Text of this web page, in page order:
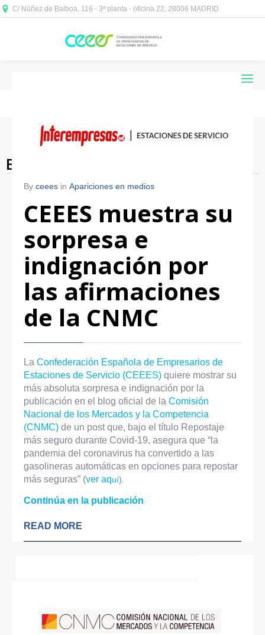
C/ Núñez de Balboa, 116 - 3ª planta - oficina 22, 28006 MADRID
Blog Archives
By ceees in Apariciones en medios
CEEES muestra su
sorpresa e
indignación por
las afirmaciones
de la CNMC
La Confederación Española de Empresarios de
Estaciones de Servicio (CEEES) quiere mostrar su
más absoluta sorpresa e indignación por la
publicación en el blog oficial de la Comisión
Nacional de los Mercados y la Competencia
(CNMC) de un post que, bajo el título Repostaje
más seguro durante Covid-19, asegura que “la
pandemia del coronavirus ha convertido a las
gasolineras automáticas en opciones para repostar
más seguras” (ver aquí).
Continúa en la publicación
READ MORE